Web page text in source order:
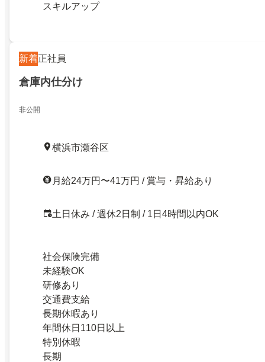
スキルアップ
新着正社員
倉庫内仕分け
非公開
横浜市瀬谷区
月給24万円〜41万円 / 賞与・昇給あり
土日休み / 週休2日制 / 1日4時間以内OK
社会保険完備
未経験OK
研修あり
交通費支給
長期休暇あり
年間休日110日以上
特別休暇
長期